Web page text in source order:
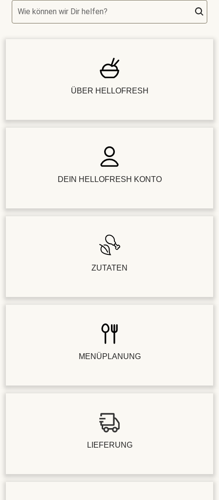
Wie können wir Dir helfen?
ÜBER HELLOFRESH
DEIN HELLOFRESH KONTO
ZUTATEN
MENÜPLANUNG
LIEFERUNG